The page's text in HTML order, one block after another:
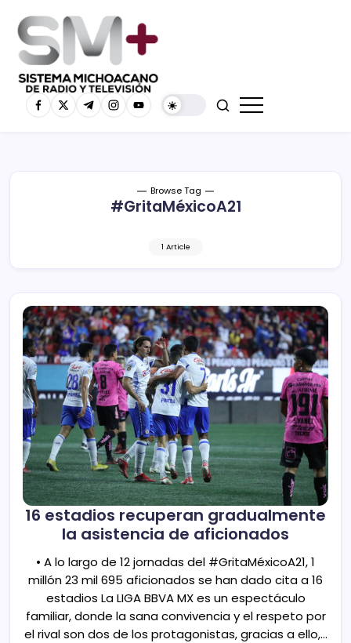
Browse Tag
#GritaMéxicoA21
1 Article
16 estadios recuperan gradualmente
la asistencia de aficionados
• A lo largo de 12 jornadas del #GritaMéxicoA21, 1
millón 23 mil 695 aficionados se han dado cita a 16
estadios La LIGA BBVA MX es un espectáculo
familiar, donde la sana convivencia y el respeto por
el rival son dos de los protagonistas, gracias a ello,…